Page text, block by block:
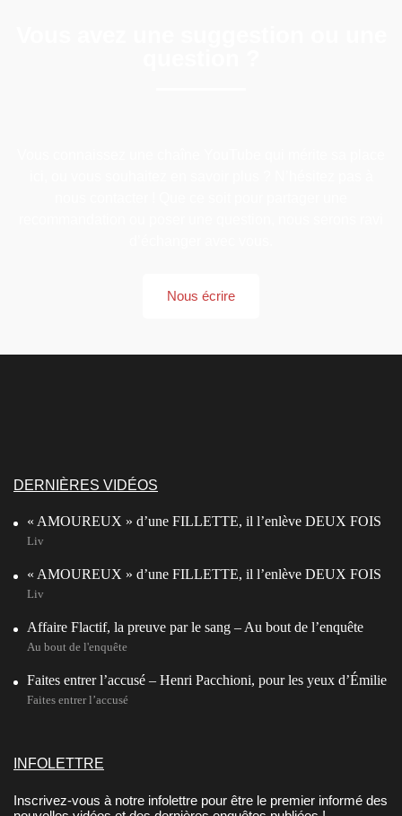
Nous écrire
DERNIÈRES VIDÉOS
« AMOUREUX » d’une FILLETTE, il l’enlève DEUX FOIS
Liv
« AMOUREUX » d’une FILLETTE, il l’enlève DEUX FOIS
Liv
Affaire Flactif, la preuve par le sang – Au bout de l’enquête
Au bout de l'enquête
Faites entrer l’accusé – Henri Pacchioni, pour les yeux d’Émilie
Faites entrer l’accusé
INFOLETTRE
Inscrivez-vous à notre infolettre pour être le premier informé des